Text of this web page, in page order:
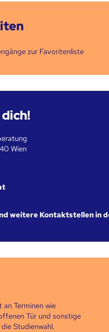
zur Favoritenliste
Wien
weitere Kontaktstellen in
Terminen wie
Tür und sonstige
Studienwahl.